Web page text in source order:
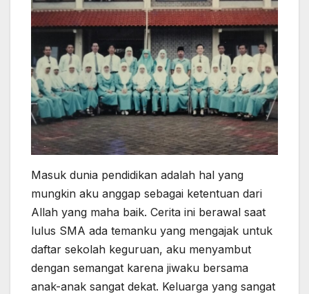
Masuk dunia pendidikan adalah hal yang
mungkin aku anggap sebagai ketentuan dari
Allah yang maha baik. Cerita ini berawal saat
lulus SMA ada temanku yang mengajak untuk
daftar sekolah keguruan, aku menyambut
dengan semangat karena jiwaku bersama
anak-anak sangat dekat. Keluarga yang sangat